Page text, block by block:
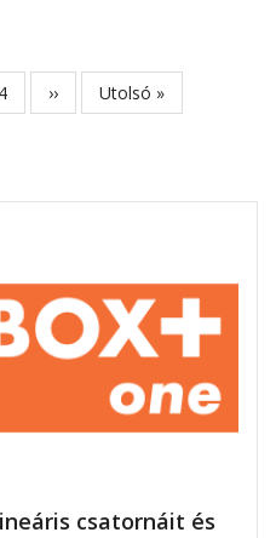
Page
4
Következő
oldal
››
Utolsó
oldal
Utolsó »
csatornáit és